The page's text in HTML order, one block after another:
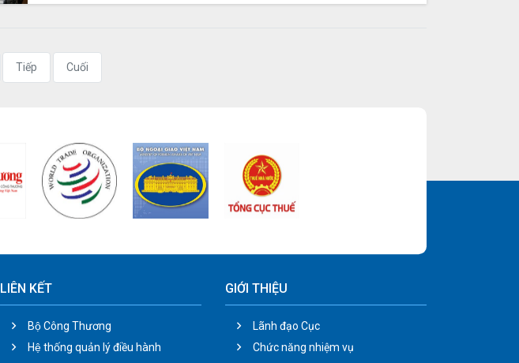
Tiếp Cuối
LIÊN KẾT
Bộ Công Thương
Hệ thống quản lý điều hành
GIỚI THIỆU
Lãnh đạo Cục
Chức năng nhiệm vụ